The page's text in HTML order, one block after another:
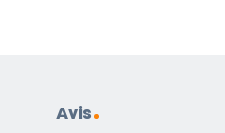
Avis